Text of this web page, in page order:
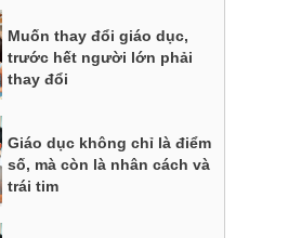
Muốn thay đổi giáo dục,
trước hết người lớn phải
thay đổi
Giáo dục không chỉ là điểm
số, mà còn là nhân cách và
trái tim